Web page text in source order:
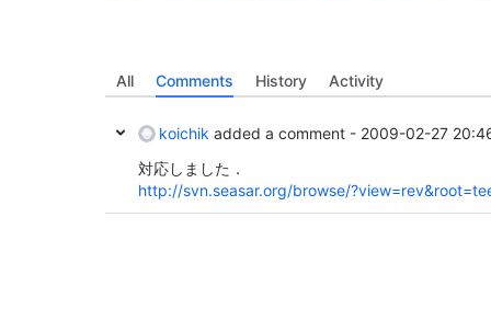
All Comments History Activity
koichik added a comment - 2009-02-27
対応しました．
http://svn.seasar.org/browse/